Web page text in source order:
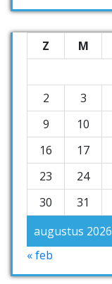
augustus 2026
Z M
2
3
9
10
16
17
23
24
30
31
« feb